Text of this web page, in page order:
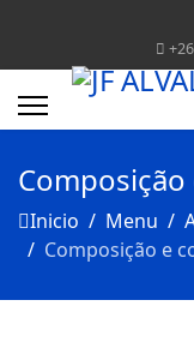
Inicio Menu
Composição e